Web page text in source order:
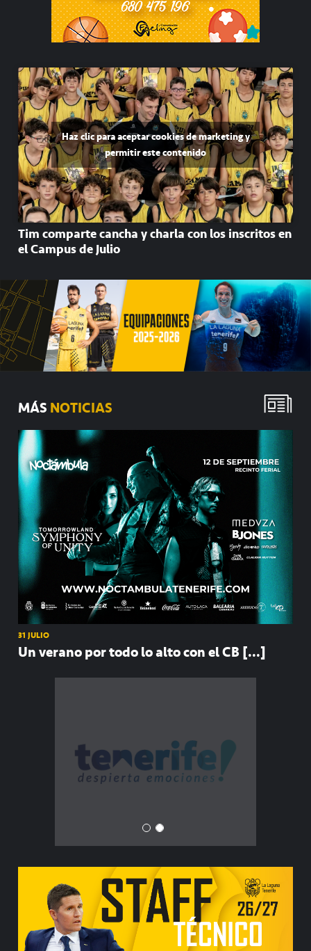
Haz clic para aceptar cookies de marketing y
permitir este contenido
Tim comparte cancha y charla con los inscritos en
el Campus de Julio
MÁSNOTICIAS
31 JULIO
Un verano por todo lo alto con el CB [...]